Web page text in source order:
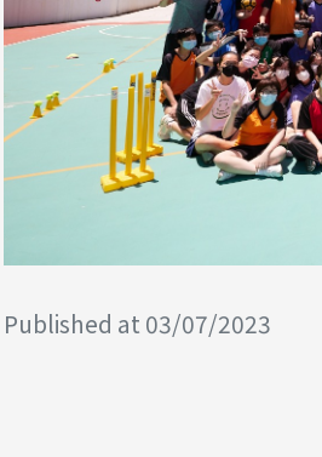
Published at 03/07/2023